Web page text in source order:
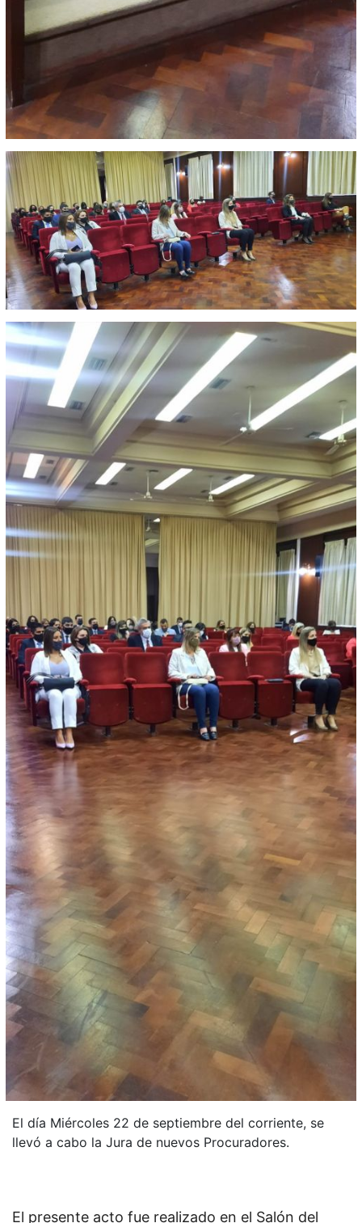
El día Miércoles 22 de septiembre del corriente, se
llevó a cabo la Jura de nuevos Procuradores.
El presente acto fue realizado en el Salón del